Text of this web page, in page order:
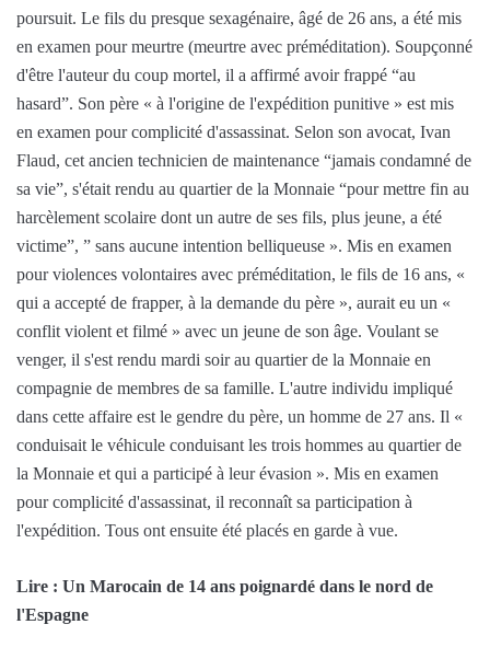
poursuit. Le fils du presque sexagénaire, âgé de 26 ans, a été mis
en examen pour meurtre (meurtre avec préméditation). Soupçonné
d'être l'auteur du coup mortel, il a affirmé avoir frappé “au
hasard”. Son père « à l'origine de l'expédition punitive » est mis
en examen pour complicité d'assassinat. Selon son avocat, Ivan
Flaud, cet ancien technicien de maintenance “jamais condamné de
sa vie”, s'était rendu au quartier de la Monnaie “pour mettre fin au
harcèlement scolaire dont un autre de ses fils, plus jeune, a été
victime”, ” sans aucune intention belliqueuse ». Mis en examen
pour violences volontaires avec préméditation, le fils de 16 ans, «
qui a accepté de frapper, à la demande du père », aurait eu un «
conflit violent et filmé » avec un jeune de son âge. Voulant se
venger, il s'est rendu mardi soir au quartier de la Monnaie en
compagnie de membres de sa famille. L'autre individu impliqué
dans cette affaire est le gendre du père, un homme de 27 ans. Il «
conduisait le véhicule conduisant les trois hommes au quartier de
la Monnaie et qui a participé à leur évasion ». Mis en examen
pour complicité d'assassinat, il reconnaît sa participation à
l'expédition. Tous ont ensuite été placés en garde à vue.
Lire : Un Marocain de 14 ans poignardé dans le nord de
l'Espagne